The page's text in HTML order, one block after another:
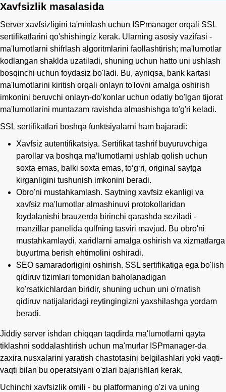
Xavfsizlik masalasida
Server xavfsizligini ta'minlash uchun ISPmanager orqali SSL
sertifikatlarini qo'shishingiz kerak. Ularning asosiy vazifasi -
ma'lumotlarni shifrlash algoritmlarini faollashtirish; ma'lumotlar
kodlangan shaklda uzatiladi, shuning uchun hatto uni ushlash
bosqinchi uchun foydasiz bo'ladi. Bu, ayniqsa, bank kartasi
ma'lumotlarini kiritish orqali onlayn to'lovni amalga oshirish
imkonini beruvchi onlayn-do'konlar uchun odatiy bo'lgan tijorat
ma'lumotlarini muntazam ravishda almashishga to'g'ri keladi.
SSL sertifikatlari boshqa funktsiyalarni ham bajaradi:
Xavfsiz autentifikatsiya. Sertifikat tashrif buyuruvchiga
parollar va boshqa maʼlumotlarni ushlab qolish uchun
soxta emas, balki soxta emas, toʻgʻri, original saytga
kirganligini tushunish imkonini beradi.
Obro'ni mustahkamlash. Saytning xavfsiz ekanligi va
xavfsiz ma'lumotlar almashinuvi protokollaridan
foydalanishi brauzerda birinchi qarashda seziladi -
manzillar panelida qulfning tasviri mavjud. Bu obro'ni
mustahkamlaydi, xaridlarni amalga oshirish va xizmatlarga
buyurtma berish ehtimolini oshiradi.
SEO samaradorligini oshirish. SSL sertifikatiga ega bo'lish
qidiruv tizimlari tomonidan baholanadigan
ko'rsatkichlardan biridir, shuning uchun uni o'rnatish
qidiruv natijalaridagi reytingingizni yaxshilashga yordam
beradi.
Jiddiy server ishdan chiqqan taqdirda ma'lumotlarni qayta
tiklashni soddalashtirish uchun ma'murlar ISPmanager-da
zaxira nusxalarini yaratish chastotasini belgilashlari yoki vaqti-
vaqti bilan bu operatsiyani o'zlari bajarishlari kerak.
Uchinchi xavfsizlik omili - bu platformaning o'zi va uning